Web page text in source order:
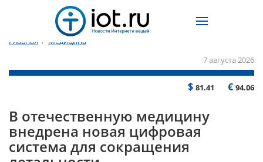
Главная / Медицина
7 августа 2026
$ 81.41 € 94.06
В отечественную медицину
внедрена новая цифровая
система для сокращения